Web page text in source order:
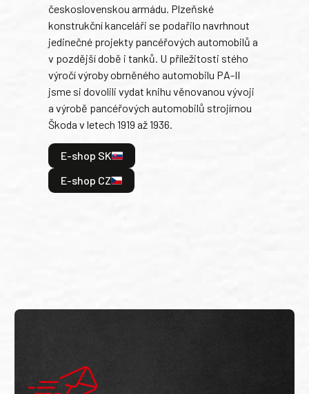
československou armádu. Plzeňské
konstrukční kanceláři se podařilo navrhnout
jedinečné projekty pancéřových automobilů a
v pozdější době i tanků. U příležitosti stého
výročí výroby obrněného automobilu PA-II
jsme si dovolili vydat knihu věnovanou vývoji
a výrobě pancéřových automobilů strojírnou
Škoda v letech 1919 až 1936.
E-shop SK
E-shop CZ